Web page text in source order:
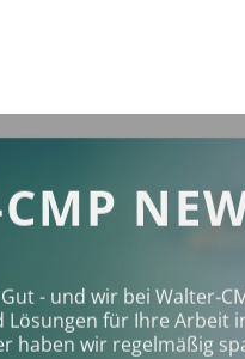
- und wir bei
für Ihre Arbeit
haben wir regelmäßig